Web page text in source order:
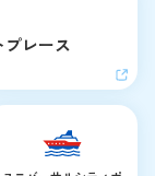
プレース